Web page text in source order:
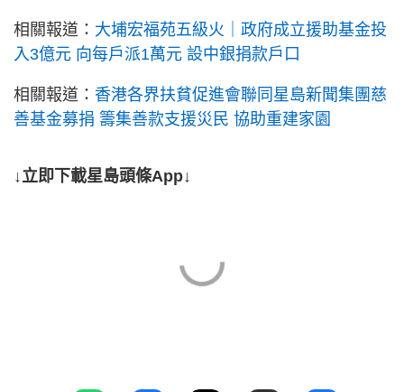
相關報道： 大埔宏福苑五級火｜政府成立援助基金投
入3億元 向每戶派1萬元 設中銀捐款戶口
相關報道： 香港各界扶貧促進會聯同星島新聞集團慈
善基金募捐 籌集善款支援災民 協助重建家園
↓立即下載星島頭條App↓